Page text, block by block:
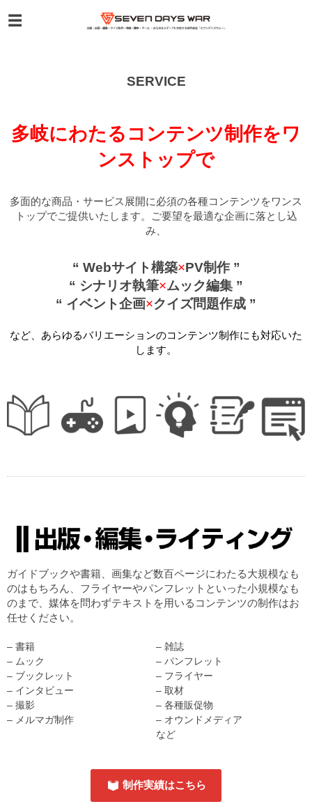
SERVICE
多岐にわたるコンテンツ制作をワ
ンストップで
多面的な商品・サービス展開に必須の各種コンテンツをワンス
トップでご提供いたします。ご要望を最適な企画に落とし込
み、
“ Webサイト構築×PV制作 ”
“ シナリオ執筆×ムック編集 ”
“ イベント企画×クイズ問題作成 ”
など、あらゆるバリエーションのコンテンツ制作にも対応いた
します。
ガイドブックや書籍、画集など数百ページにわたる大規模なも
のはもちろん、フライヤーやパンフレットといった小規模なも
のまで、媒体を問わずテキストを用いるコンテンツの制作はお
任せください。
– 書籍
– 雑誌
– ムック
– パンフレット
– ブックレット
– フライヤー
– インタビュー
– 取材
– 撮影
– 各種販促物
– メルマガ制作
– オウンドメディア
など
制作実績はこちら